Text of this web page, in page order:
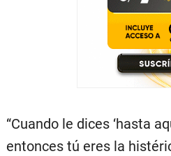
“Cuando le dices ‘hasta
entonces tú eres la